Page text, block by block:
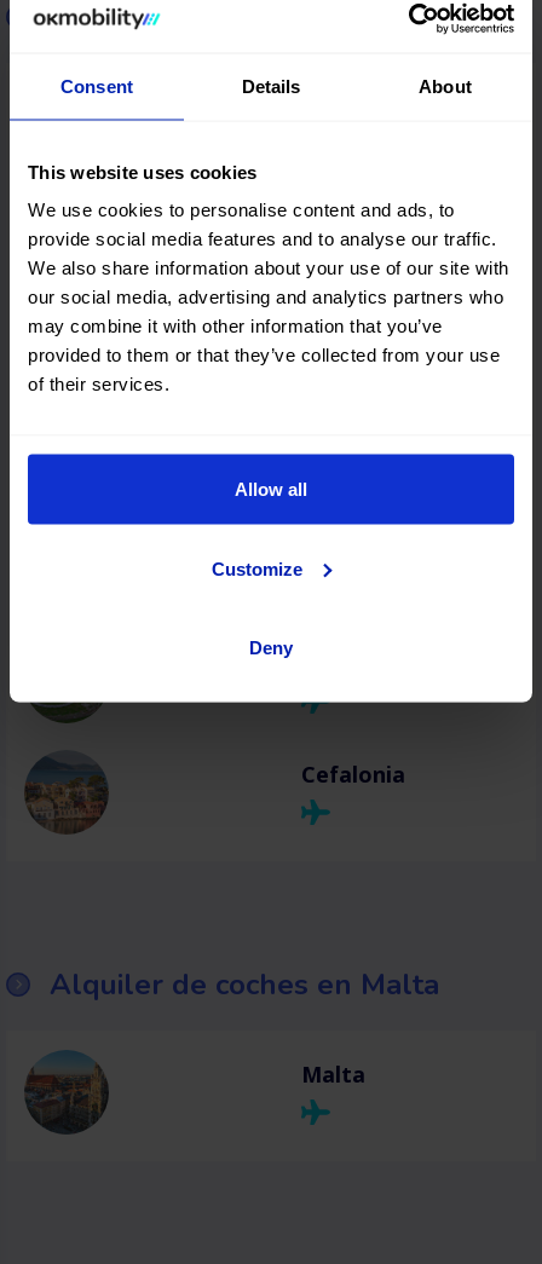
Consent Details About
This website uses cookies
We use cookies to personalise content and ads, to
provide social media features and to analyse our traffic.
We also share information about your use of our site with
our social media, advertising and analytics partners who
may combine it with other information that you’ve
provided to them or that they’ve collected from your use
of their services.
Allow all
Customize
Deny
Alquiler de coches en Grecia
Heraklion
Chania
Cefalonia
Alquiler de coches en Malta
Malta